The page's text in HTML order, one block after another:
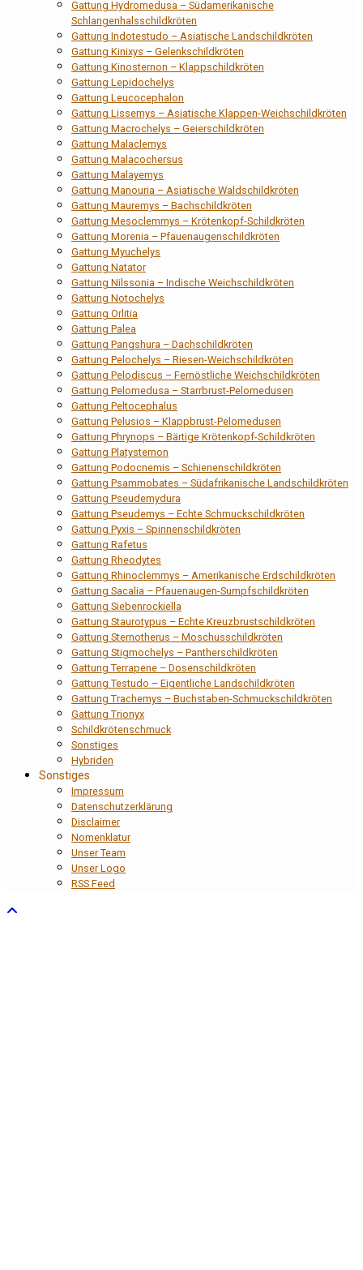
Gattung Hydromedusa – Südamerikanische
Schlangenhalsschildkröten
Gattung Indotestudo – Asiatische Landschildkröten
Gattung Kinixys – Gelenkschildkröten
Gattung Kinosternon – Klappschildkröten
Gattung Lepidochelys
Gattung Leucocephalon
Gattung Lissemys – Asiatische Klappen-Weichschildkröten
Gattung Macrochelys – Geierschildkröten
Gattung Malaclemys
Gattung Malacochersus
Gattung Malayemys
Gattung Manouria – Asiatische Waldschildkröten
Gattung Mauremys – Bachschildkröten
Gattung Mesoclemmys – Krötenkopf-Schildkröten
Gattung Morenia – Pfauenaugenschildkröten
Gattung Myuchelys
Gattung Natator
Gattung Nilssonia – Indische Weichschildkröten
Gattung Notochelys
Gattung Orlitia
Gattung Palea
Gattung Pangshura – Dachschildkröten
Gattung Pelochelys – Riesen-Weichschildkröten
Gattung Pelodiscus – Fernöstliche Weichschildkröten
Gattung Pelomedusa – Starrbrust-Pelomedusen
Gattung Peltocephalus
Gattung Pelusios – Klappbrust-Pelomedusen
Gattung Phrynops – Bärtige Krötenkopf-Schildkröten
Gattung Platysternon
Gattung Podocnemis – Schienenschildkröten
Gattung Psammobates – Südafrikanische Landschildkröten
Gattung Pseudemydura
Gattung Pseudemys – Echte Schmuckschildkröten
Gattung Pyxis – Spinnenschildkröten
Gattung Rafetus
Gattung Rheodytes
Gattung Rhinoclemmys – Amerikanische Erdschildkröten
Gattung Sacalia – Pfauenaugen-Sumpfschildkröten
Gattung Siebenrockiella
Gattung Staurotypus – Echte Kreuzbrustschildkröten
Gattung Sternotherus – Moschusschildkröten
Gattung Stigmochelys – Pantherschildkröten
Gattung Terrapene – Dosenschildkröten
Gattung Testudo – Eigentliche Landschildkröten
Gattung Trachemys – Buchstaben-Schmuckschildkröten
Gattung Trionyx
Schildkrötenschmuck
Sonstiges
Hybriden
Sonstiges
Impressum
Datenschutzerklärung
Disclaimer
Nomenklatur
Unser Team
Unser Logo
RSS Feed